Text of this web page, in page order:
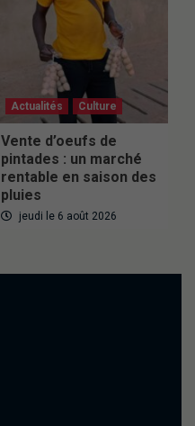
Actualités Culture
Vente d’oeufs de
pintades : un marché
rentable en saison des
pluies
jeudi le 6 août 2026